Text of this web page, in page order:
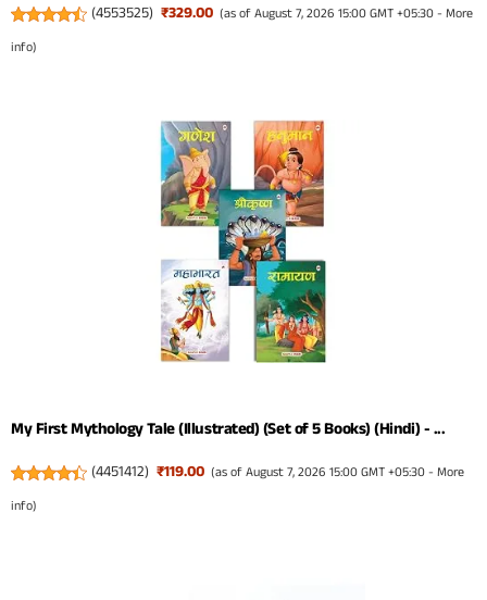
(4553525) ₹329.00 (as of August 7, 2026 15:00 GMT +05:30 -More
info)
My First Mythology Tale (Illustrated) (Set of 5 Books) (Hindi) - ...
(4451412) ₹119.00 (as of August 7, 2026 15:00 GMT +05:30 -More
info)